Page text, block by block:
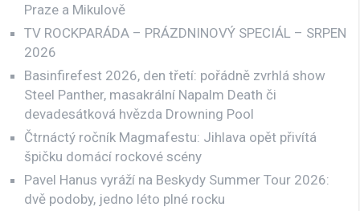
Praze a Mikulově
TV ROCKPARÁDA – PRÁZDNINOVÝ SPECIÁL – SRPEN
2026
Basinfirefest 2026, den třetí: pořádně zvrhlá show
Steel Panther, masakrální Napalm Death či
devadesátková hvězda Drowning Pool
Čtrnáctý ročník Magmafestu: Jihlava opět přivítá
špičku domácí rockové scény
Pavel Hanus vyráží na Beskydy Summer Tour 2026:
dvě podoby, jedno léto plné rocku